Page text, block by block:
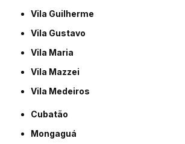
Vila Guilherme
Vila Gustavo
Vila Maria
Vila Mazzei
Vila Medeiros
Cubatão
Mongaguá